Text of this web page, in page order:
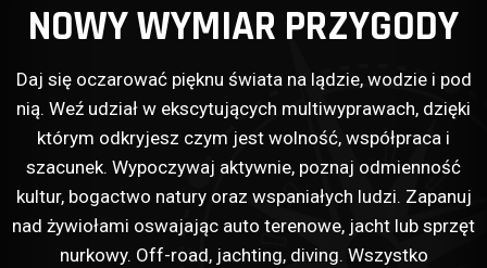
NOWY WYMIAR PRZYGODY
Daj się oczarować pięknu świata na lądzie, wodzie i pod
nią. Weź udział w ekscytujących multiwyprawach, dzięki
którym odkryjesz czym jest wolność, współpraca i
szacunek. Wypoczywaj aktywnie, poznaj odmienność
kultur, bogactwo natury oraz wspaniałych ludzi. Zapanuj
nad żywiołami oswajając auto terenowe, jacht lub sprzęt
nurkowy. Off-road, jachting, diving. Wszystko